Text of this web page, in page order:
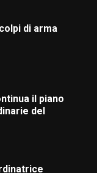
il piano
del